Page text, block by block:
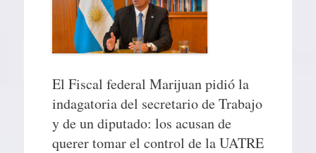
El Fiscal federal Marijuan pidió la
indagatoria del secretario de Trabajo
y de un diputado: los acusan de
querer tomar el control de la UATRE